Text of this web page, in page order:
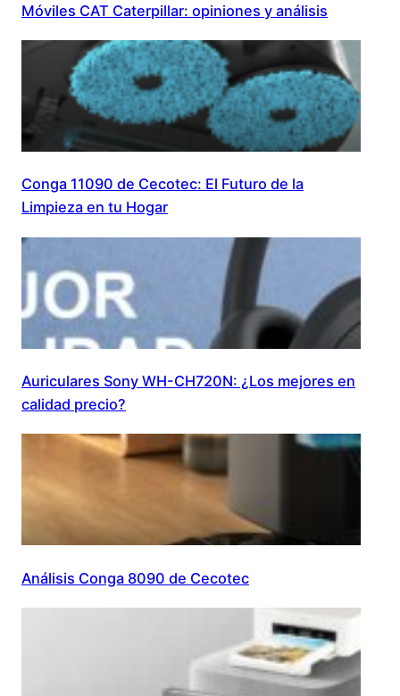
Móviles CAT Caterpillar: opiniones y análisis
Conga 11090 de Cecotec: El Futuro de la
Limpieza en tu Hogar
Auriculares Sony WH-CH720N: ¿Los mejores en
calidad precio?
Análisis Conga 8090 de Cecotec